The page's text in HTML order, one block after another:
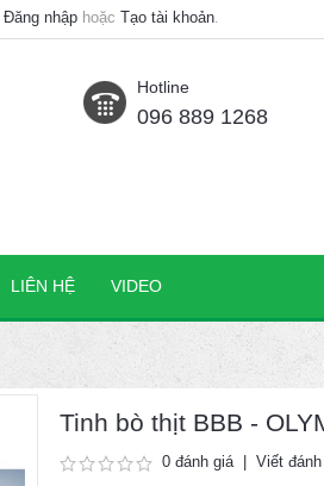
Đăng nhập hoặc Tạo tài khoản.
Hotline
096 889 1268
LIÊN HỆ VIDEO
Tinh bò thịt BBB -
0 đánh giá| Viết